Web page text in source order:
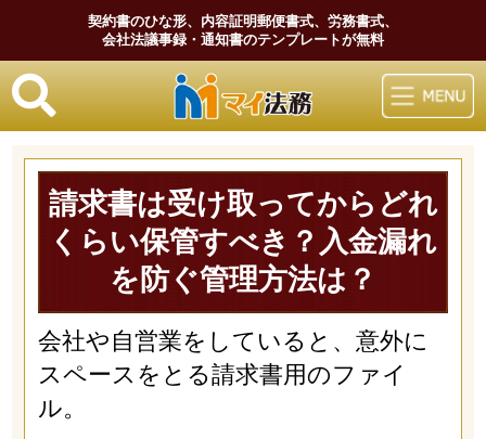
契約書のひな形、内容証明郵便書式、労務書式、
会社法議事録・通知書のテンプレートが無料
マイ法務
請求書は受け取ってからどれ
くらい保管すべき？入金漏れ
を防ぐ管理方法は？
会社や自営業をしていると、意外に
スペースをとる請求書用のファイ
ル。